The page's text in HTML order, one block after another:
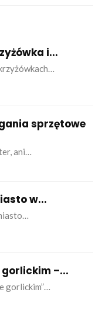
i...
sprzętowe
ani…
w...
–...
gorlickim”…